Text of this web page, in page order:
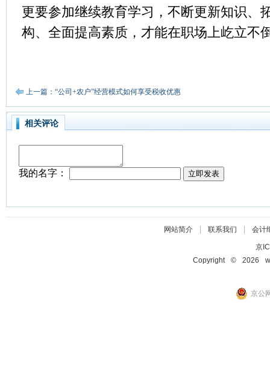
更要参加继续教育学习，不断更新知识、
构、全面提高素质，才能在职场上屹立不
上一篇：“公司+农户”经营模式如何享受税收优惠
相关评论
网站简介| 联系我们 会计
京
Copyright © 2026
京公